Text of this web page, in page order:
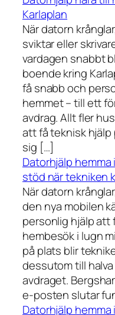
Karlaplan
När datorn
sviktar eller
vardagen snabbt
boende kring
få snabb och
hemmet – till ett
avdrag. Allt fler
att få teknisk
sig […]
Datorhjälp
stöd när tekniken
När datorn
den nya mobilen
personlig hjälp att
hembesök i lugn
på plats blir
dessutom till
avdraget.
e-posten slutar
Datorhjälp hemma